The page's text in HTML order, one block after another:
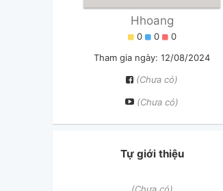
Hhoang
0 0
0
Tham gia ngày: 12/08/2024
(Chưa có)
(Chưa có)
Tự giới thiệu